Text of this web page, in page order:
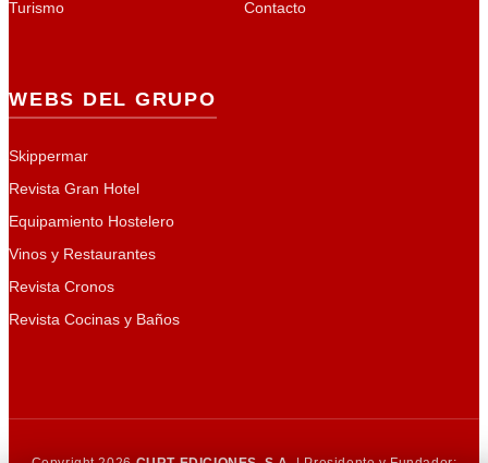
Turismo
Contacto
WEBS DEL GRUPO
Skippermar
Revista Gran Hotel
Equipamiento Hostelero
Vinos y Restaurantes
Revista Cronos
Revista Cocinas y Baños